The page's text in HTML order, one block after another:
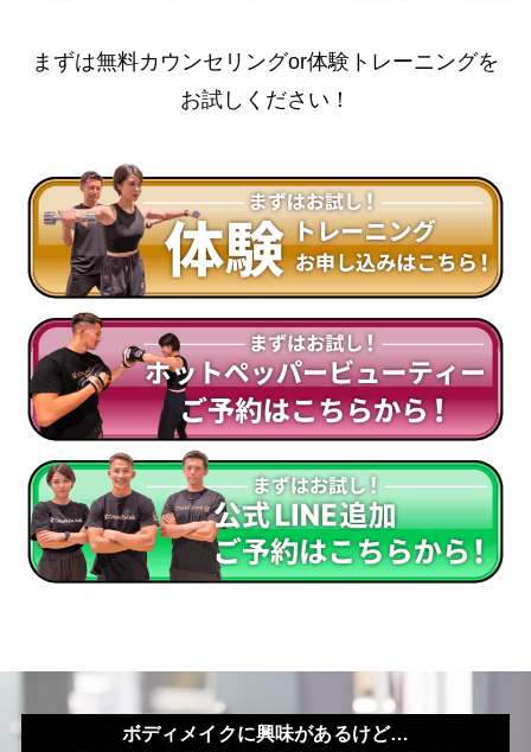
まずは無料カウンセリングor体験トレーニングを
お試しください！
ボディメイクに興味があるけど…